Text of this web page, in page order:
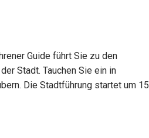
Guide führt Sie zu den
Stadt. Tauchen Sie ein in
Die Stadtführung startet um 15